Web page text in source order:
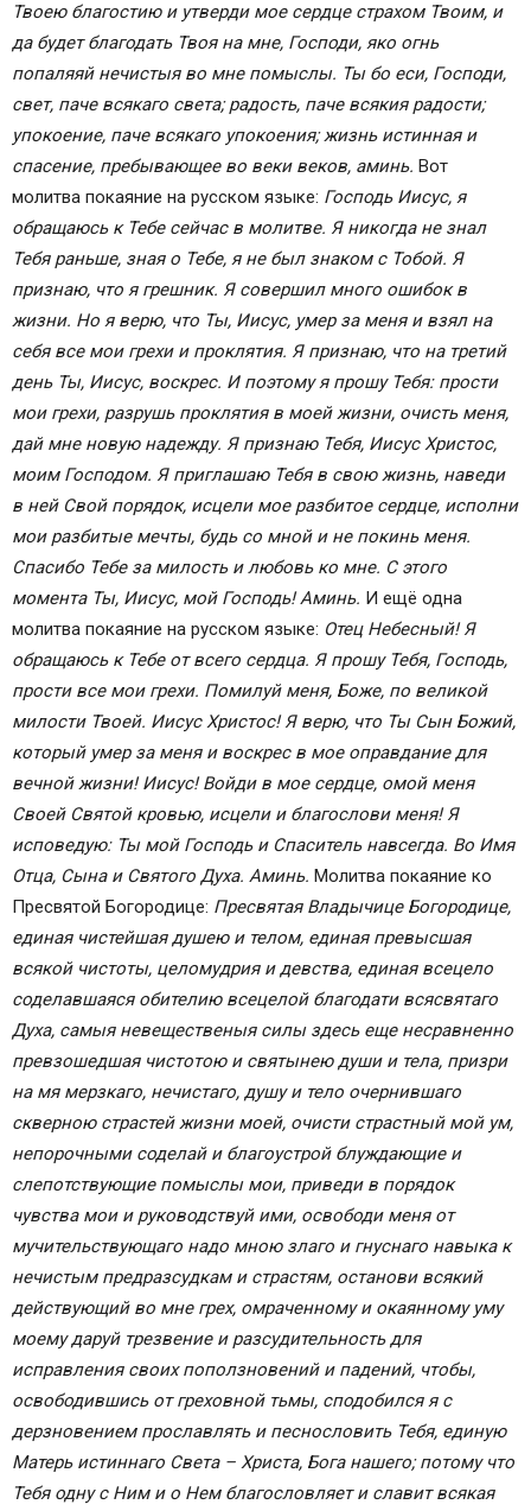
Твоею благостию и утверди мое сердце страхом Твоим, и
да будет благодать Твоя на мне, Господи, яко огнь
попаляяй нечистыя во мне помыслы. Ты бо еси, Господи,
свет, паче всякаго света; радость, паче всякия радости;
упокоение, паче всякаго упокоения; жизнь истинная и
спасение, пребывающее во веки веков, аминь. Вот
молитва покаяние на русском языке: Господь Иисус, я
обращаюсь к Тебе сейчас в молитве. Я никогда не знал
Тебя раньше, зная о Тебе, я не был знаком с Тобой. Я
признаю, что я грешник. Я совершил много ошибок в
жизни. Но я верю, что Ты, Иисус, умер за меня и взял на
себя все мои грехи и проклятия. Я признаю, что на третий
день Ты, Иисус, воскрес. И поэтому я прошу Тебя: прости
мои грехи, разрушь проклятия в моей жизни, очисть меня,
дай мне новую надежду. Я признаю Тебя, Иисус Христос,
моим Господом. Я приглашаю Тебя в свою жизнь, наведи
в ней Свой порядок, исцели мое разбитое сердце, исполни
мои разбитые мечты, будь со мной и не покинь меня.
Спасибо Тебе за милость и любовь ко мне. С этого
момента Ты, Иисус, мой Господь! Аминь. И ещё одна
молитва покаяние на русском языке: Отец Небесный! Я
обращаюсь к Тебе от всего сердца. Я прошу Тебя, Господь,
прости все мои грехи. Помилуй меня, Боже, по великой
милости Твоей. Иисус Христос! Я верю, что Ты Сын Божий,
который умер за меня и воскрес в мое оправдание для
вечной жизни! Иисус! Войди в мое сердце, омой меня
Своей Святой кровью, исцели и благослови меня! Я
исповедую: Ты мой Господь и Спаситель навсегда. Во Имя
Отца, Сына и Святого Духа. Аминь. Молитва покаяние ко
Пресвятой Богородице: Пресвятая Владычице Богородице,
единая чистейшая душею и телом, единая превысшая
всякой чистоты, целомудрия и девства, единая всецело
соделавшаяся обителию всецелой благодати всясвятаго
Духа, самыя невещественыя силы здесь еще несравненно
превзошедшая чистотою и святынею души и тела, призри
на мя мерзкаго, нечистаго, душу и тело очернившаго
скверною страстей жизни моей, очисти страстный мой ум,
непорочными соделай и благоустрой блуждающие и
слепотствующие помыслы мои, приведи в порядок
чувства мои и руководствуй ими, освободи меня от
мучительствующаго надо мною злаго и гнуснаго навыка к
нечистым предразсудкам и страстям, останови всякий
действующий во мне грех, омраченному и окаянному уму
моему даруй трезвение и разсудительность для
исправления своих поползновений и падений, чтобы,
освободившись от греховной тьмы, сподобился я с
дерзновением прославлять и песнословить Тебя, единую
Матерь истиннаго Света – Христа, Бога нашего; потому что
Тебя одну с Ним и о Нем благословляет и славит всякая